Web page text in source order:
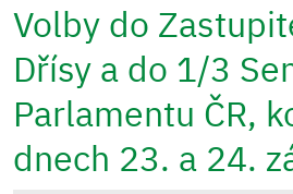
Volby do
Dřísy a do 1/3
Parlamentu ČR,
dnech 23. a 24.